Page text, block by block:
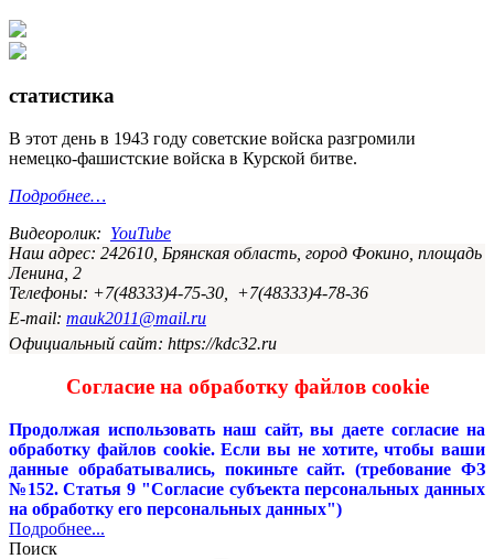
статистика
В этот день в 1943 году советские войска разгромили
немецко-фашистские войска в Курской битве.
Подробнее…
Видеоролик: YouTube
Наш адрес: 242610, Брянская область, город Фокино, площадь
Ленина, 2
Телефоны: +7(48333)4-75-30, +7(48333)4-78-36
E-mail: mauk2011@mail.ru
Официальный сайт: https://kdc32.ru
Согласие на обработку файлов cookie
Продолжая использовать наш сайт, вы даете согласие на
обработку файлов cookie. Если вы не хотите, чтобы ваши
данные обрабатывались, покиньте сайт. (требование ФЗ
№152. Статья 9 "Согласие субъекта персональных данных
на обработку его персональных данных")
Подробнее...
Поиск